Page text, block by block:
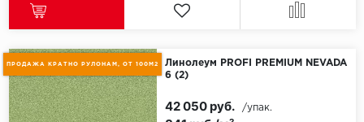
ПРОДАЖА КРАТНО РУЛОНАМ, ОТ 100М2
Линолеум PROFI PREMIUM NEVADA
6 (2)
42 050 руб. /упак.